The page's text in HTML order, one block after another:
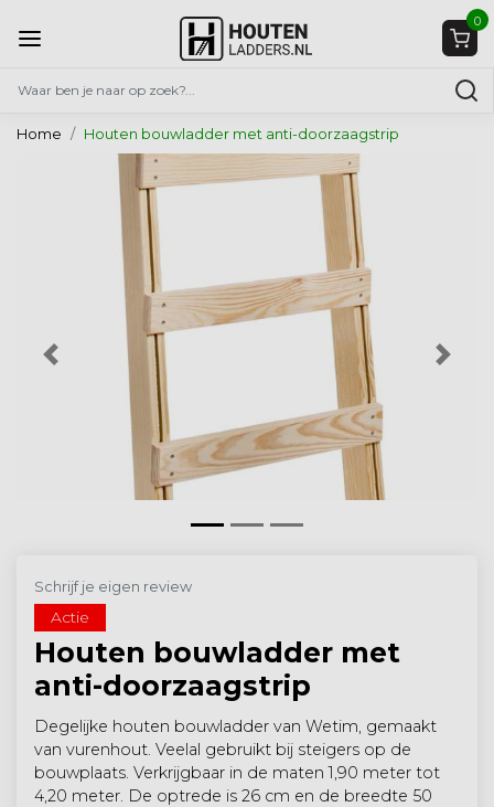
0
Home Houten bouwladder met anti-doorzaagstrip
Vorige
Schrijf je eigen review
Actie
Houten bouwladder met
anti-doorzaagstrip
Degelijke houten bouwladder van Wetim, gemaakt
van vurenhout. Veelal gebruikt bij steigers op de
bouwplaats. Verkrijgbaar in de maten 1,90 meter tot
4,20 meter. De optrede is 26 cm en de breedte 50